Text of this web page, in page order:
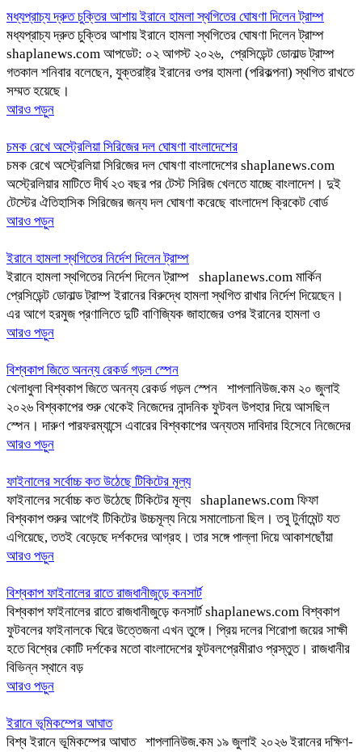
মধ্যপ্রাচ্য দ্রুত চুক্তির আশায় ইরানে হামলা স্থগিতের ঘোষণা দিলেন ট্রাম্প
মধ্যপ্রাচ্য দ্রুত চুক্তির আশায় ইরানে হামলা স্থগিতের ঘোষণা দিলেন ট্রাম্প
shaplanews.com আপডেট: ০২ আগস্ট ২০২৬, প্রেসিডেন্ট ডোনাল্ড ট্রাম্প
গতকাল শনিবার বলেছেন, যুক্তরাষ্ট্র ইরানের ওপর হামলা (পরিকল্পনা) স্থগিত রাখতে
সম্মত হয়েছে।
আরও পড়ুন
চমক রেখে অস্ট্রেলিয়া সিরিজের দল ঘোষণা বাংলাদেশের
চমক রেখে অস্ট্রেলিয়া সিরিজের দল ঘোষণা বাংলাদেশের shaplanews.com
অস্ট্রেলিয়ার মাটিতে দীর্ঘ ২৩ বছর পর টেস্ট সিরিজ খেলতে যাচ্ছে বাংলাদেশ। দুই
টেস্টের ঐতিহাসিক সিরিজের জন্য দল ঘোষণা করেছে বাংলাদেশ ক্রিকেট বোর্ড
আরও পড়ুন
ইরানে হামলা স্থগিতের নির্দেশ দিলেন ট্রাম্প
ইরানে হামলা স্থগিতের নির্দেশ দিলেন ট্রাম্প shaplanews.com মার্কিন
প্রেসিডেন্ট ডোনাল্ড ট্রাম্প ইরানের বিরুদ্ধে হামলা স্থগিত রাখার নির্দেশ দিয়েছেন।
এর আগে হরমুজ প্রণালিতে দুটি বাণিজ্যিক জাহাজের ওপর ইরানের হামলা ও
আরও পড়ুন
বিশ্বকাপ জিতে অনন্য রেকর্ড গড়ল স্পেন
খেলাধুলা বিশ্বকাপ জিতে অনন্য রেকর্ড গড়ল স্পেন শাপলানিউজ.কম ২০ জুলাই
২০২৬ বিশ্বকাপের শুরু থেকেই নিজেদের নান্দনিক ফুটবল উপহার দিয়ে আসছিল
স্পেন। দারুণ পারফরম্যান্সে এবারের বিশ্বকাপের অন্যতম দাবিদার হিসেবে নিজেদের
আরও পড়ুন
ফাইনালের সর্বোচ্চ কত উঠেছে টিকিটের মূল্য
ফাইনালের সর্বোচ্চ কত উঠেছে টিকিটের মূল্য shaplanews.com ফিফা
বিশ্বকাপ শুরুর আগেই টিকিটের উচ্চমূল্য নিয়ে সমালোচনা ছিল। তবু টুর্নামেন্ট যত
এগিয়েছে, ততই বেড়েছে দর্শকদের আগ্রহ। তার সঙ্গে পাল্লা দিয়ে আকাশছোঁয়া
আরও পড়ুন
বিশ্বকাপ ফাইনালের রাতে রাজধানীজুড়ে কনসার্ট
বিশ্বকাপ ফাইনালের রাতে রাজধানীজুড়ে কনসার্ট shaplanews.com বিশ্বকাপ
ফুটবলের ফাইনালকে ঘিরে উত্তেজনা এখন তুঙ্গে। প্রিয় দলের শিরোপা জয়ের সাক্ষী
হতে বিশ্বের কোটি দর্শকের মতো বাংলাদেশের ফুটবলপ্রেমীরাও প্রস্তুত। রাজধানীর
বিভিন্ন স্থানে বড়
আরও পড়ুন
ইরানে ভূমিকম্পের আঘাত
বিশ্ব ইরানে ভূমিকম্পের আঘাত শাপলানিউজ.কম ১৯ জুলাই ২০২৬ ইরানের দক্ষিণ-